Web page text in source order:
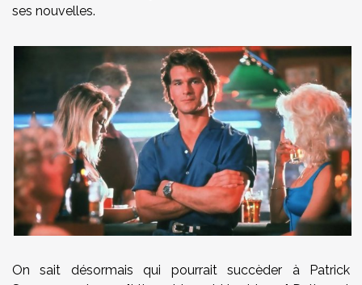
ses nouvelles.
On sait désormais qui pourrait succèder à Patrick